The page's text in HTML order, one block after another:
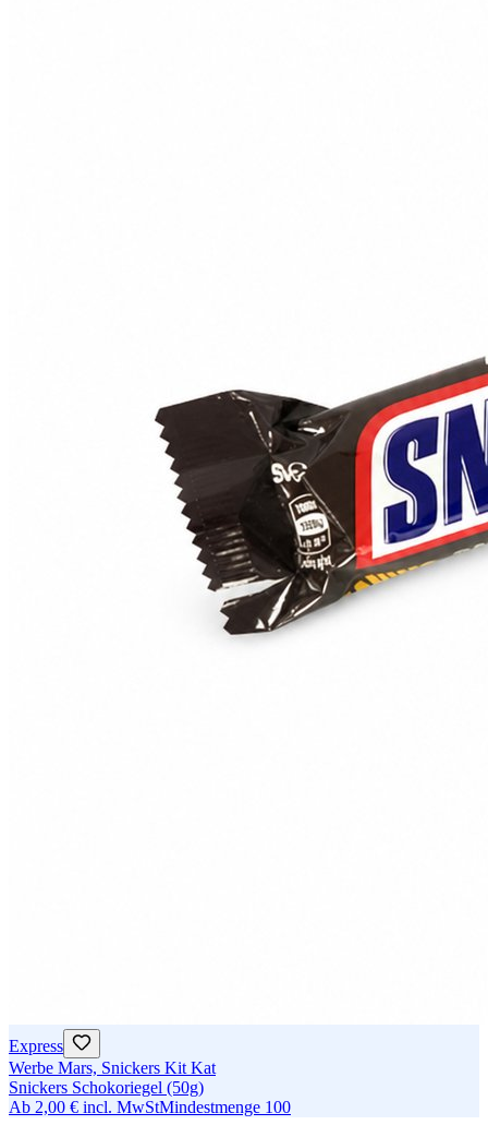
Express
Werbe Mars, Snickers Kit Kat
Snickers Schokoriegel (50g)
Ab 2,00 € incl. MwStMindestmenge 100